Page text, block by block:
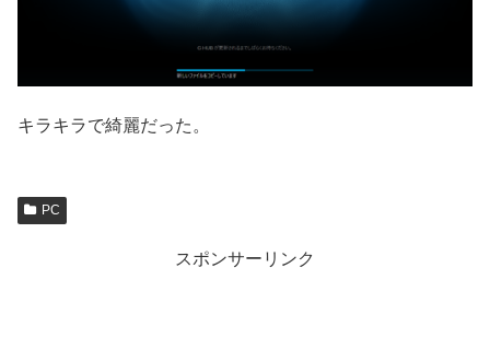
キラキラで綺麗だった。
PC
スポンサーリンク